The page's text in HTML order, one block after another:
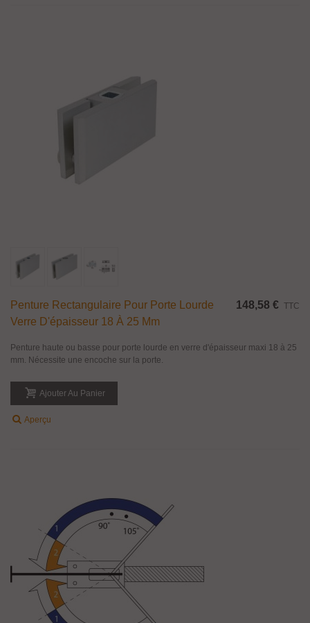
Penture Rectangulaire Pour Porte Lourde
Verre D'épaisseur 18 À 25 Mm
148,58 € TTC
Penture haute ou basse pour porte lourde en verre d'épaisseur maxi 18 à 25
mm. Nécessite une encoche sur la porte.
Ajouter Au Panier
Aperçu